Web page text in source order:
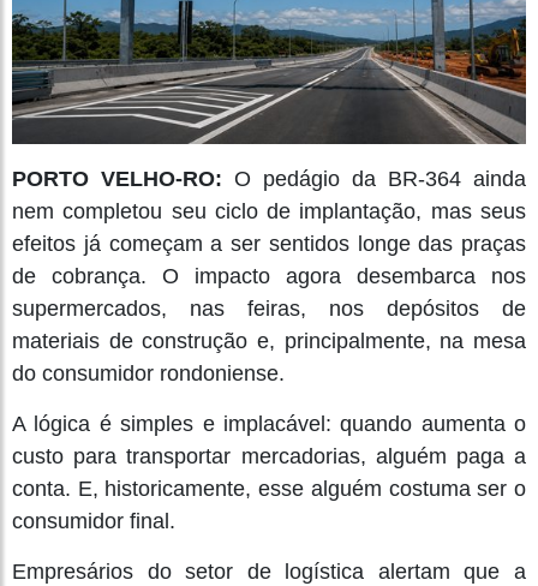
PORTO VELHO-RO: O pedágio da BR-364 ainda
nem completou seu ciclo de implantação, mas seus
efeitos já começam a ser sentidos longe das praças
de cobrança. O impacto agora desembarca nos
supermercados, nas feiras, nos depósitos de
materiais de construção e, principalmente, na mesa
do consumidor rondoniense.
A lógica é simples e implacável: quando aumenta o
custo para transportar mercadorias, alguém paga a
conta. E, historicamente, esse alguém costuma ser o
consumidor final.
Empresários do setor de logística alertam que a